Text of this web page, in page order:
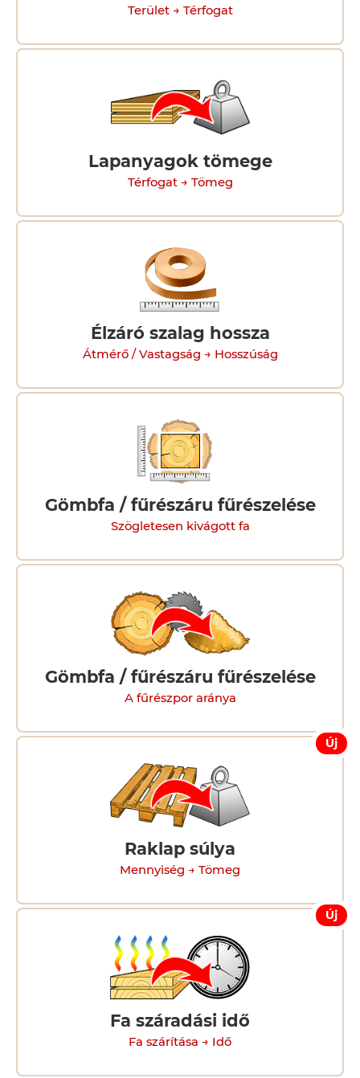
Terület → Térfogat
Lapanyagok tömege
Térfogat → Tömeg
Élzáró szalag hossza
Átmérő / Vastagság → Hosszúság
Gömbfa / fűrészáru fűrészelése
Szögletesen kivágott fa
Gömbfa / fűrészáru fűrészelése
A fűrészpor aránya
Új
Raklap súlya
Mennyiség → Tömeg
Új
Fa száradási idő
Fa szárítása → Idő